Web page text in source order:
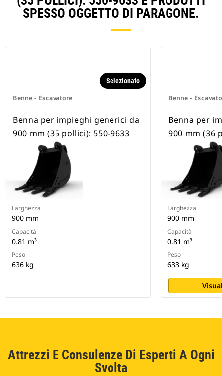
SPESSO OGGETTO DI PARAGONE.
Benne - Escavatore
Selezionato
Benna per impieghi generici da
900 mm (35 pollici): 550-9633
Larghezza
900 mm
Capacità
0.81 m³
Peso
636 kg
Benne -
Benna per
900 mm (36
Larghezza
900 mm
Capacità
0.81 m³
Peso
633 kg
Attrezzi E Consulenze Di Esperti A Ogni
Svolta